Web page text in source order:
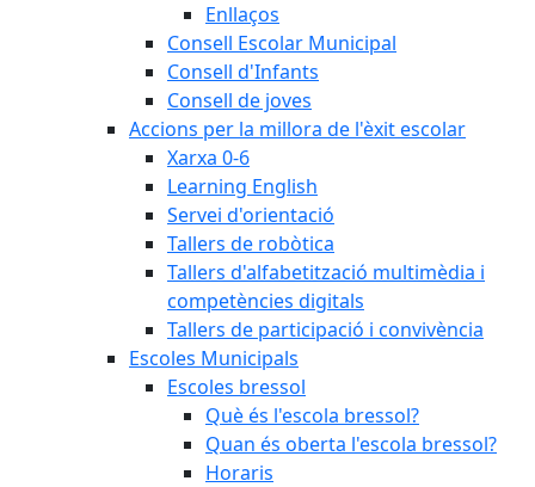
Enllaços
Consell Escolar Municipal
Consell d'Infants
Consell de joves
Accions per la millora de l'èxit escolar
Xarxa 0-6
Learning English
Servei d'orientació
Tallers de robòtica
Tallers d'alfabetització multimèdia i
competències digitals
Tallers de participació i convivència
Escoles Municipals
Escoles bressol
Què és l'escola bressol?
Quan és oberta l'escola bressol?
Horaris